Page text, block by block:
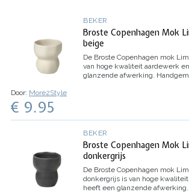
BEKER
Broste Copenhagen Mok
beige
De Broste Copenhagen mok
van hoge kwaliteit aardewerk
glanzende afwerking.
Door: More2Style
€ 9.95
BEKER
Broste Copenhagen Mok
donkergrijs
De Broste Copenhagen mok
donkergrijs is van hoge
heeft een glanzende